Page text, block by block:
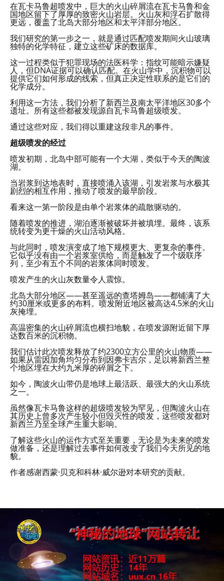
在瓦卡马鲁超喷发中，巨大的火山碎屑流在瓦卡马鲁和金
国地区留下了厚厚的致密火山岩层。火山灰和浮石扩散得
更远，覆盖了北岛大部分地区和太平洋部分地区。
我们研究的第一步之一，就是通过匹配喷发期间火山玻璃
独特的化学特征，建立这些矿床的数据库。
这一过程类似于犯罪现场的法医科学：指纹可能暗示嫌疑
人，但DNA证据可以确认匹配。在火山学中，沉积物可以
提供它们如何形成的线索，但真正决定性联系的是它们的
化学成分。
利用这一方法，我们分析了新西兰及南太平洋地区30多个
遗址。所有这些都被发现源自瓦卡马鲁超级喷发。
通过这些对应，我们得以重建这段非凡的事件。
超级喷发的经过
喷发初期，北岛中部可能有一个大湖，类似于今天的陶波
湖。
当岩浆到达地表时，直接喷涌入该湖，引发岩浆与水极其
剧烈的相互作用，推动了喷发的最早阶段。
看来这一第一阶段是由单个岩浆体的疏散驱动的。
随着喷发的推进，湖泊逐渐被破坏并被填埋。最终，该系
统转变为更干燥的火山活动风格。
与此同时，喷发演变成了地下规模更大、更复杂的事件。
它似乎没有由一个岩浆室供给，而是触发了一个级联序
列，至少有五个不同的岩浆体同时喷发。
喷发产生的火山灰数量令人震惊。
北岛大部分地区——甚至遥远的查塔姆岛——都铺满了大
约30厘米或更多的布料。喷发附近地区被高达4.5米的火山
灰掩埋。
高温密集的火山碎屑流也横扫地貌，在喷发源附近留下厚
达数百米的沉积物。
我们估计此次喷发释放了约2300立方公里的火山物质——
如果从雷因加角均匀分布到因弗卡吉尔，足以将新西兰整
个地区埋在大约九米厚的碎屑之下。
如今，陶波火山带仍是地球上最活跃、最强大的火山系统
之一。
虽然像瓦卡马鲁这样的超级喷发较为罕见，但陶波火山在
其历史上曾多次产生较小但毁灭性的喷发，这些喷发都对
新西兰乃至全球产生重大影响。
了解这些火山的运作方式至关重要，无论是为未来的喷发
做准备，还是理解过去事件如何改变了我们今天所见的地
貌。
作者感谢西蒙·贝克和科林·威尔逊对本研究的贡献。